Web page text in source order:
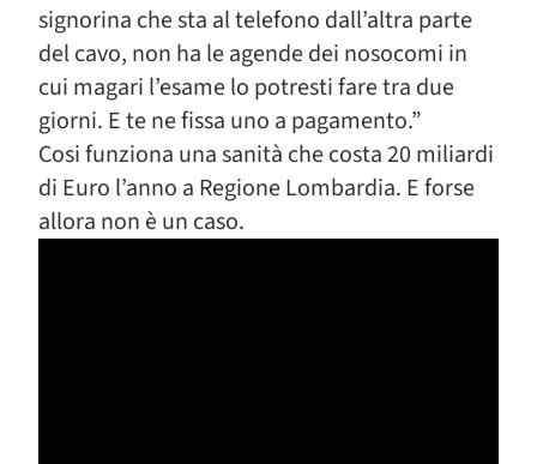
signorina che sta al telefono dall’altra parte
del cavo, non ha le agende dei nosocomi in
cui magari l’esame lo potresti fare tra due
giorni. E te ne fissa uno a pagamento.”
Cosi funziona una sanità che costa 20 miliardi
di Euro l’anno a Regione Lombardia. E forse
allora non è un caso.